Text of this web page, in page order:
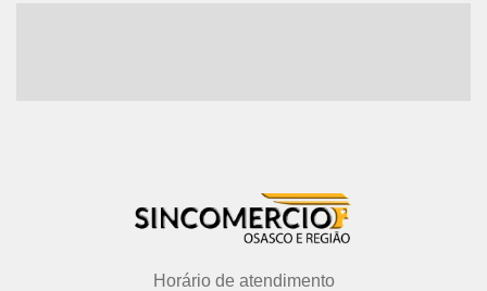
Horário de atendimento